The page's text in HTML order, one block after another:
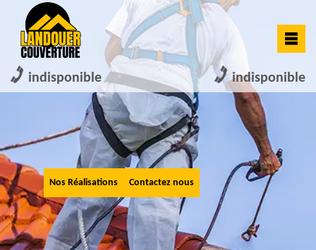
indisponible indisponible
Nos Réalisations Contactez nous